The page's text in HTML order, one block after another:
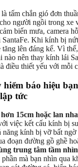
tấm chắn gió đơn
người ngồi trong xe
biến mưa, camera
Khi kính bị
lên đáng kể. Vì
nào nên thay kính lái
điều thiết yếu với mỗi
hiểm báo hiệu
tức
15cm hoặc lan
việc kết cấu kính bị
năng kính bị vỡ bất
đoạn đường gồ ghề
trung tâm tầm
mà bạn nhìn qua